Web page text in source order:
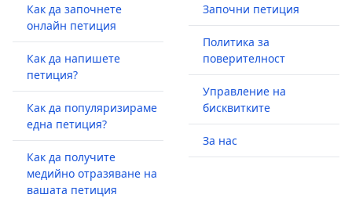
Как да започнете
онлайн петиция
Как да напишете
петиция?
Как да популяризираме
една петиция?
Как да получите
медийно отразяване на
вашата петиция
Започни петиция
Политика за
поверителност
Управление на
бисквитките
За нас